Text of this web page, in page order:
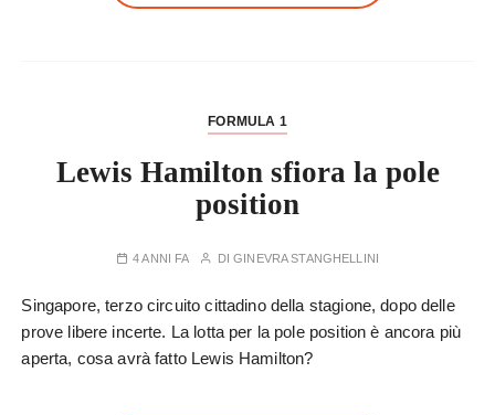
FORMULA 1
Lewis Hamilton sfiora la pole
position
4 ANNI FA DIGINEVRA STANGHELLINI
Singapore, terzo circuito cittadino della stagione, dopo delle
prove libere incerte. La lotta per la pole position è ancora più
aperta, cosa avrà fatto Lewis Hamilton?